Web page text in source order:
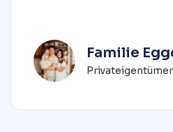
Familie
Privateigentümer